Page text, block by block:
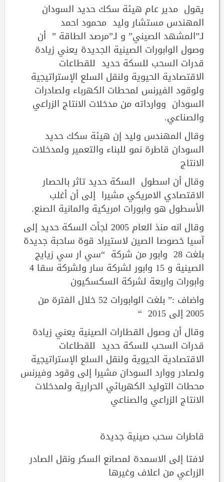
يقول مدير عام هيئة سكك حديد السودان
المهندس مستشار وليد محمود احمد
لـ”المشهد الصيني” و لـ”مرصد الطاقة ” أن
وصول الوابورات الصينية الجديدة يعني زيادة
قدرات السحب للسكة حديد للقطاعات
الاقتصادية الحيوية ولنقل السلع الإستراتيجية
ولوقود الفيرنس لمحطات الكهرباء ولصادرات
السودان ووارداته من مدخلات الانتاج الزراعي
والصناعي.
وقال المهندس وليد إن هيئة سكك حديد
السودان قاطرة نمو للبناء والتعمير ولمدخلات
الانتاج
وقال أن اسطول السكة حديد تاثر بالحصار
الاقتصادي الامريكي مشيرا إلى أن أغلب
الأسطول هو وابورات امريكية والمانية الصنع.
وقال انه منذ العام 2005 لجأت السكة حديد إلى
آسيا خصوصا الصين لاستيراد قوة ساحبة جديدة
بلغت 28 وابور من شركة “سي ار سي زيايج
الصينية و 15 وابور لشركة سار ولشركة سقا 4
وابورات واربعة لشركة السكسكيون
واضاف :” بلغت الوابورات 52 خلال الفترة من
2005 إلى 2015 “
وقال أن وصول القطارات الصينية يعني زيادة
قدرات السحب للسكة حديد للقطاعات
الاقتصادية الحيوية ولنقل السلع الإستراتيجية
ولصادر ووارد السودان مشيرا إلى وقود وفيرنس
محطات التوليد الكهربائي الحرارية ولمدخلات
الانتاج الزراعي والصناعي
قاطرات سحب صينية جديدة
لافتا إلى الاسمدة لمصانع السكر ونقل الصادر
الزراعي من اعلاف وغيرها